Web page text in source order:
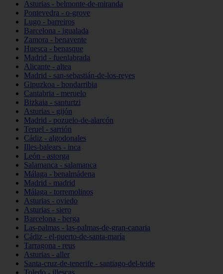
Asturias - belmonte-de-miranda
Pontevedra - o-grove
Lugo - barreiros
Barcelona - igualada
Zamora - benavente
Huesca - benasque
Madrid - fuenlabrada
Alicante - altea
Madrid - san-sebastián-de-los-reyes
Gipuzkoa - hondarribia
Cantabria - meruelo
Bizkaia - santurtzi
Asturias - gijón
Madrid - pozuelo-de-alarcón
Teruel - sarrión
Cádiz - algodonales
Illes-balears - inca
León - astorga
Salamanca - salamanca
Málaga - benalmádena
Madrid - madrid
Málaga - torremolinos
Asturias - oviedo
Asturias - siero
Barcelona - berga
Las-palmas - las-palmas-de-gran-canaria
Cádiz - el-puerto-de-santa-maría
Tarragona - reus
Asturias - aller
Santa-cruz-de-tenerife - santiago-del-teide
Toledo - illescas